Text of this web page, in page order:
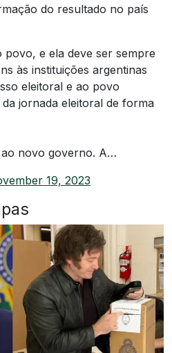
do resultado no país
e ela deve ser sempre
às instituições argentinas
eleitoral e ao povo
jornada eleitoral de forma
novo governo. A…
19, 2023